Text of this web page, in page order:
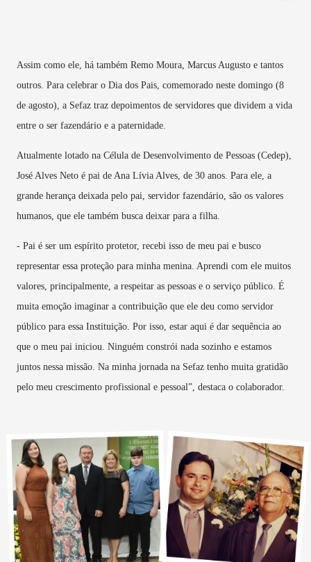
Assim como ele, há também Remo Moura, Marcus Augusto e tantos
outros. Para celebrar o Dia dos Pais, comemorado neste domingo (8
de agosto), a Sefaz traz depoimentos de servidores que dividem a vida
entre o ser fazendário e a paternidade.
Atualmente lotado na Célula de Desenvolvimento de Pessoas (Cedep),
José Alves Neto é pai de Ana Lívia Alves, de 30 anos. Para ele, a
grande herança deixada pelo pai, servidor fazendário, são os valores
humanos, que ele também busca deixar para a filha.
- Pai é ser um espírito protetor, recebi isso de meu pai e busco
representar essa proteção para minha menina. Aprendi com ele muitos
valores, principalmente, a respeitar as pessoas e o serviço público. É
muita emoção imaginar a contribuição que ele deu como servidor
público para essa Instituição. Por isso, estar aqui é dar sequência ao
que o meu pai iniciou. Ninguém constrói nada sozinho e estamos
juntos nessa missão. Na minha jornada na Sefaz tenho muita gratidão
pelo meu crescimento profissional e pessoal”, destaca o colaborador.